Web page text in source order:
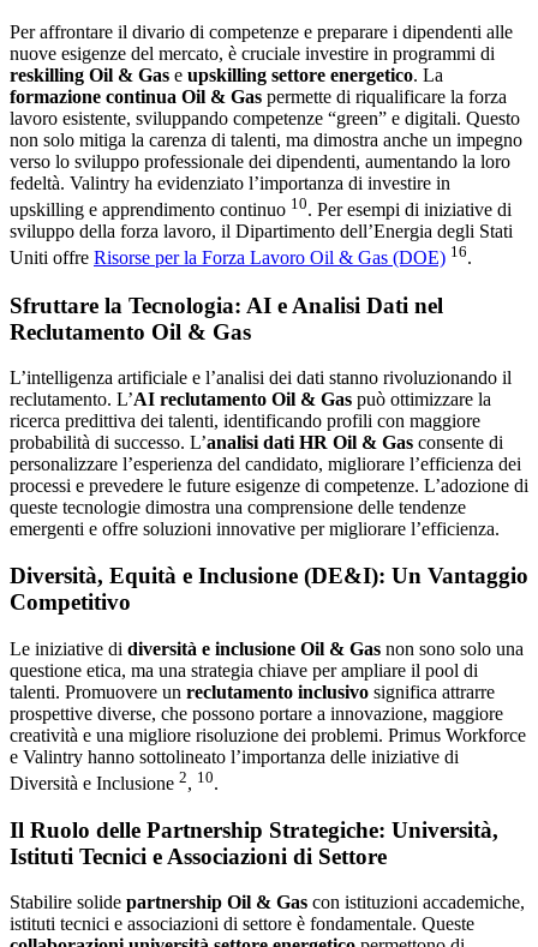
Per affrontare il divario di competenze e preparare i dipendenti alle
nuove esigenze del mercato, è cruciale investire in programmi di
reskilling Oil & Gas e upskilling settore energetico. La
formazione continua Oil & Gas permette di riqualificare la forza
lavoro esistente, sviluppando competenze “green” e digitali. Questo
non solo mitiga la carenza di talenti, ma dimostra anche un impegno
verso lo sviluppo professionale dei dipendenti, aumentando la loro
fedeltà. Valintry ha evidenziato l’importanza di investire in
upskilling e apprendimento continuo 10. Per esempi di iniziative di
sviluppo della forza lavoro, il Dipartimento dell’Energia degli Stati
Uniti offre Risorse per la Forza Lavoro Oil & Gas (DOE) 16.
Sfruttare la Tecnologia: AI e Analisi Dati nel
Reclutamento Oil & Gas
L’intelligenza artificiale e l’analisi dei dati stanno rivoluzionando il
reclutamento. L’AI reclutamento Oil & Gas può ottimizzare la
ricerca predittiva dei talenti, identificando profili con maggiore
probabilità di successo. L’analisi dati HR Oil & Gas consente di
personalizzare l’esperienza del candidato, migliorare l’efficienza dei
processi e prevedere le future esigenze di competenze. L’adozione di
queste tecnologie dimostra una comprensione delle tendenze
emergenti e offre soluzioni innovative per migliorare l’efficienza.
Diversità, Equità e Inclusione (DE&I): Un Vantaggio
Competitivo
Le iniziative di diversità e inclusione Oil & Gas non sono solo una
questione etica, ma una strategia chiave per ampliare il pool di
talenti. Promuovere un reclutamento inclusivo significa attrarre
prospettive diverse, che possono portare a innovazione, maggiore
creatività e una migliore risoluzione dei problemi. Primus Workforce
e Valintry hanno sottolineato l’importanza delle iniziative di
Diversità e Inclusione 2, 10.
Il Ruolo delle Partnership Strategiche: Università,
Istituti Tecnici e Associazioni di Settore
Stabilire solide partnership Oil & Gas con istituzioni accademiche,
istituti tecnici e associazioni di settore è fondamentale. Queste